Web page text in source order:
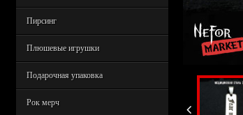
Пирсинг
Плюшевые игрушки
Подарочная упаковка
Рок мерч